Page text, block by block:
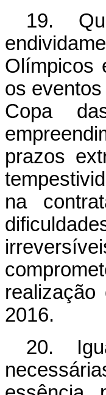
19.
Olímpicos
os
Copa
prazos
na
2016.
20.